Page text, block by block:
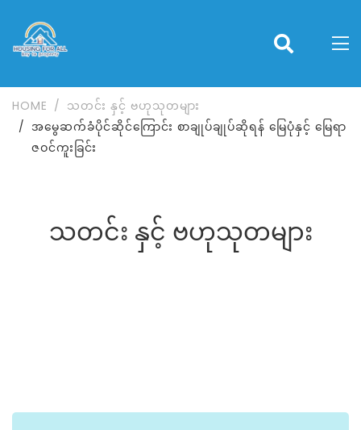
HOME
သတင်း နှင့် ဗဟုသုတများ
အမွေဆက်ခံပိုင်ဆိုင်ကြောင်း စာချုပ်ချုပ်ဆိုရန် မြေပုံနှင့် မြေရာ
ဇဝင်ကူးခြင်း
သတင်း နှင့် ဗဟုသုတများ